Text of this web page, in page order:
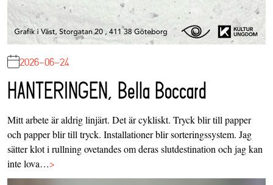
2026-06-24
HANTERINGEN, Bella Boccard
Mitt arbete är aldrig linjärt. Det är cykliskt. Tryck blir till papper
och papper blir till tryck. Installationer blir sorteringssystem. Jag
sätter klot i rullning ovetandes om deras slutdestination och jag kan
inte lova…>